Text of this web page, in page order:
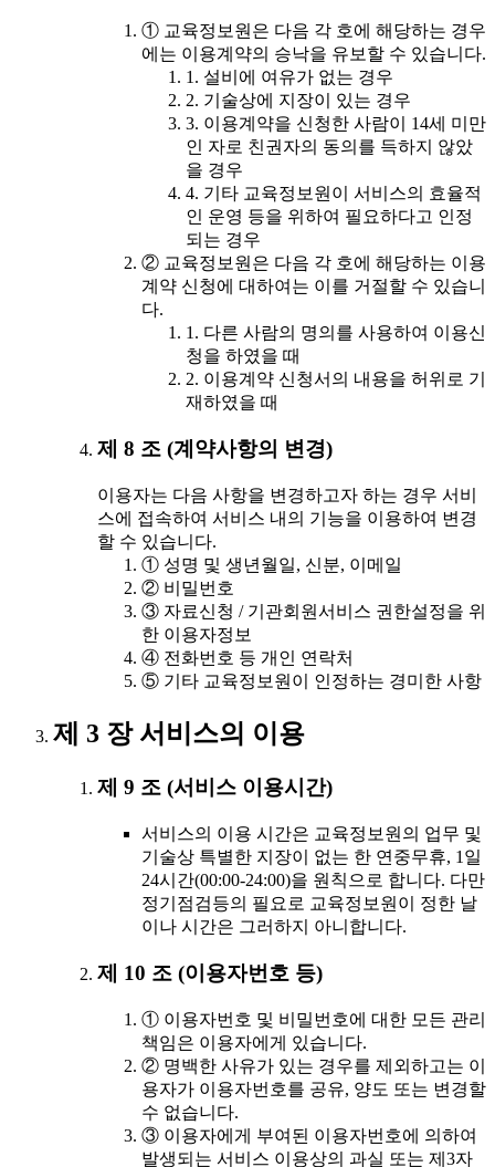
① 교육정보원은 다음 각 호에 해당하는 경우
에는 이용계약의 승낙을 유보할 수 있습니다.
1. 설비에 여유가 없는 경우
2. 기술상에 지장이 있는 경우
3. 이용계약을 신청한 사람이 14세 미만
인 자로 친권자의 동의를 득하지 않았
을 경우
4. 기타 교육정보원이 서비스의 효율적
인 운영 등을 위하여 필요하다고 인정
되는 경우
② 교육정보원은 다음 각 호에 해당하는 이용
계약 신청에 대하여는 이를 거절할 수 있습니
다.
1. 다른 사람의 명의를 사용하여 이용신
청을 하였을 때
2. 이용계약 신청서의 내용을 허위로 기
재하였을 때
제 8 조 (계약사항의 변경)
이용자는 다음 사항을 변경하고자 하는 경우 서비
스에 접속하여 서비스 내의 기능을 이용하여 변경
할 수 있습니다.
① 성명 및 생년월일, 신분, 이메일
② 비밀번호
③ 자료신청 / 기관회원서비스 권한설정을 위
한 이용자정보
④ 전화번호 등 개인 연락처
⑤ 기타 교육정보원이 인정하는 경미한 사항
제 3 장 서비스의 이용
제 9 조 (서비스 이용시간)
서비스의 이용 시간은 교육정보원의 업무 및
기술상 특별한 지장이 없는 한 연중무휴, 1일
24시간(00:00-24:00)을 원칙으로 합니다. 다만
정기점검등의 필요로 교육정보원이 정한 날
이나 시간은 그러하지 아니합니다.
제 10 조 (이용자번호 등)
① 이용자번호 및 비밀번호에 대한 모든 관리
책임은 이용자에게 있습니다.
② 명백한 사유가 있는 경우를 제외하고는 이
용자가 이용자번호를 공유, 양도 또는 변경할
수 없습니다.
③ 이용자에게 부여된 이용자번호에 의하여
발생되는 서비스 이용상의 과실 또는 제3자